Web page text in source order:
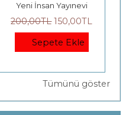
Yeni İnsan Yayınevi
200,00TL 150,00TL
Sepete Ekle
Tümünü göster